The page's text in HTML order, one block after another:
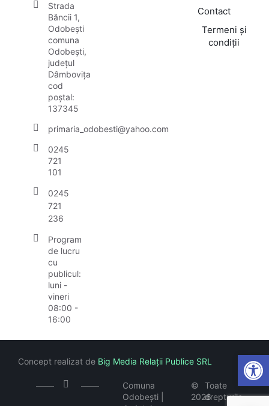
Strada
Băncii 1,
Odobești
comuna
Odobești,
județul
Dâmbovița
cod
poștal:
137345
primaria_odobesti@yahoo.com
0245
721
101
0245
721
236
Program
de lucru
cu
publicul:
luni -
vineri
08:00 -
16:00
Contact
Termeni și
condiții
Comuna
Odobești |
©
2026
Toate
drepturile
Concept realizat de Big Media Relații Publice SRL